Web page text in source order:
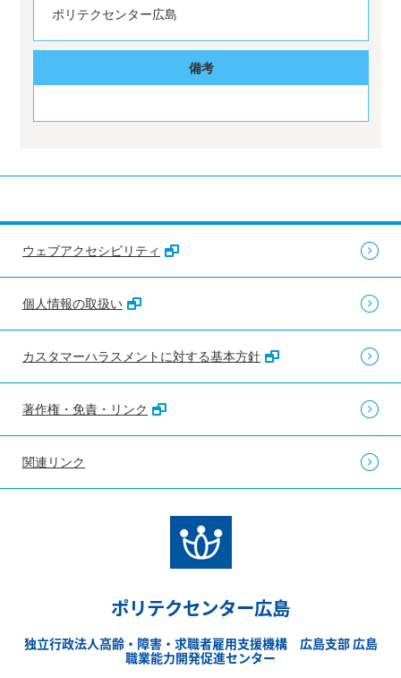
ポリテクセンター広島
備考
ウェブアクセシビリティ
個人情報の取扱い
カスタマーハラスメントに対する基本方針
著作権・免責・リンク
関連リンク
ポリテクセンター広島
独立行政法人高齢・障害・求職者雇用支援機構 広島支部 広島
職業能力開発促進センター